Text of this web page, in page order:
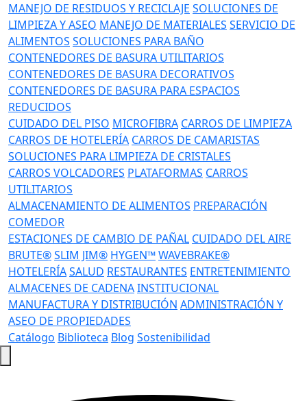
MANEJO DE RESIDUOS Y RECICLAJE SOLUCIONES DE
LIMPIEZA Y ASEO MANEJO DE MATERIALES SERVICIO DE
ALIMENTOS SOLUCIONES PARA BAÑO
CONTENEDORES DE BASURA UTILITARIOS
CONTENEDORES DE BASURA DECORATIVOS
CONTENEDORES DE BASURA PARA ESPACIOS
REDUCIDOS
CUIDADO DEL PISO MICROFIBRA CARROS DE LIMPIEZA
CARROS DE HOTELERÍA CARROS DE CAMARISTAS
SOLUCIONES PARA LIMPIEZA DE CRISTALES
CARROS VOLCADORES PLATAFORMAS CARROS
UTILITARIOS
ALMACENAMIENTO DE ALIMENTOS PREPARACIÓN
COMEDOR
ESTACIONES DE CAMBIO DE PAÑAL CUIDADO DEL AIRE
BRUTE®SLIM JIM® HYGEN™WAVEBRAKE®
HOTELERÍASALUD RESTAURANTES ENTRETENIMIENTO
ALMACENES DE CADENAINSTITUCIONAL
MANUFACTURA Y DISTRIBUCIÓN ADMINISTRACIÓN Y
ASEO DE PROPIEDADES
Catálogo Biblioteca Blog Sostenibilidad